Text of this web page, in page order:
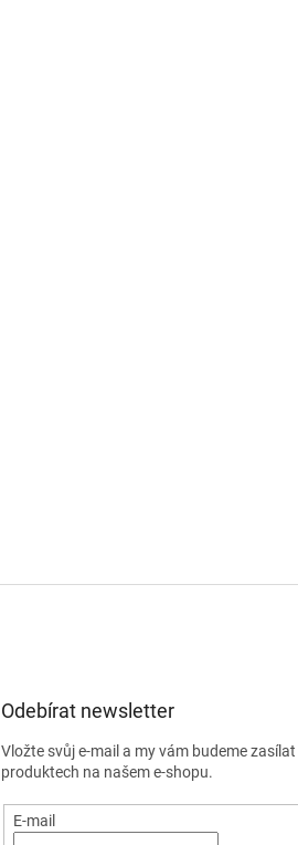
Odebírat newsletter
Vložte svůj e-mail a my vám budeme
produktech na našem e-shopu.
E-mail